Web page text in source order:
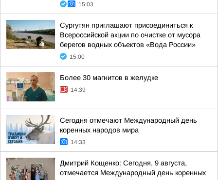
15:03
Сургутян приглашают присоединиться к
Всероссийской акции по очистке от мусора
берегов водных объектов «Вода России»
15:00
Более 30 магнитов в желудке
14:39
Сегодня отмечают Международный день
коренных народов мира
14:33
Дмитрий Кощенко: Сегодня, 9 августа,
отмечается Международный день коренных